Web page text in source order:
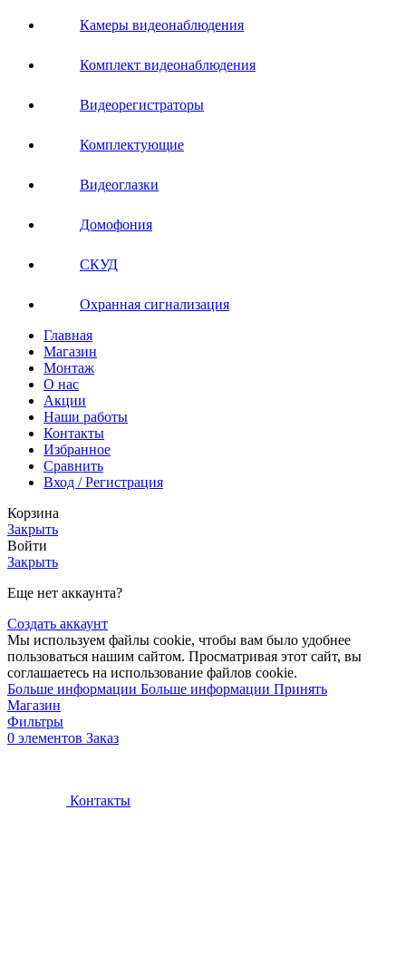
Камеры видеонаблюдения
Комплект видеонаблюдения
Видеорегистраторы
Комплектующие
Видеоглазки
Домофония
СКУД
Охранная сигнализация
Главная
Магазин
Монтаж
О нас
Акции
Наши работы
Контакты
Избранное
Сравнить
Вход / Регистрация
Корзина
Закрыть
Войти
Закрыть
Еще нет аккаунта?
Создать аккаунт
Мы используем файлы cookie, чтобы вам было удобнее
пользоваться нашим сайтом. Просматривая этот сайт, вы
соглашаетесь на использование файлов cookie.
Больше информации Больше информации Принять
Магазин
Фильтры
0 элементов Заказ
Контакты